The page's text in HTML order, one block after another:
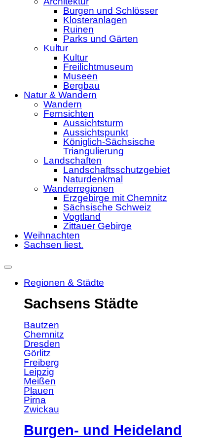
Burgen und Schlösser
Klosteranlagen
Ruinen
Parks und Gärten
Kultur
Kultur
Freilichtmuseum
Museen
Bergbau
Natur & Wandern
Wandern
Fernsichten
Aussichtsturm
Aussichtspunkt
Königlich-Sächsische
Triangulierung
Landschaften
Landschaftsschutzgebiet
Naturdenkmal
Wanderregionen
Erzgebirge mit Chemnitz
Sächsische Schweiz
Vogtland
Zittauer Gebirge
Weihnachten
Sachsen liest.
Regionen & Städte
Sachsens Städte
Bautzen
Chemnitz
Dresden
Görlitz
Freiberg
Leipzig
Meißen
Plauen
Pirna
Zwickau
Burgen- und Heideland